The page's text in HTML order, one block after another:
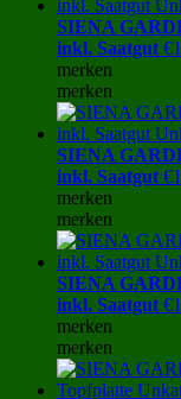
SIENA
inkl. Saatgut €
merken
merken
SIENA
inkl. Saatgut €
merken
merken
SIENA
inkl. Saatgut €
merken
merken